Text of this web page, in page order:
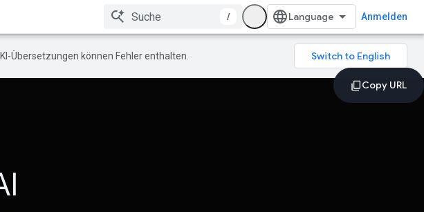
/ Anmelden
Übersetzungen können Fehler enthalten.